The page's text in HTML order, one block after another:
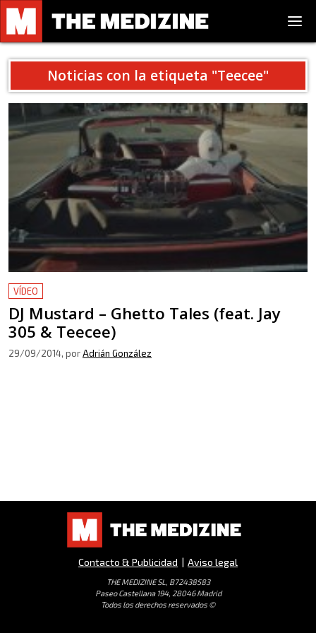
Noticias con la etiqueta "Teecee"
VÍDEO
DJ Mustard – Ghetto Tales (feat. Jay
305 & Teecee)
29/09/2014, porAdrián González
Contacto & Publicidad | Aviso legal
THE MEDIZINE SL, B72438583
Paseo Castellana 194, 28046 Madrid
Todos los derechos reservados ©